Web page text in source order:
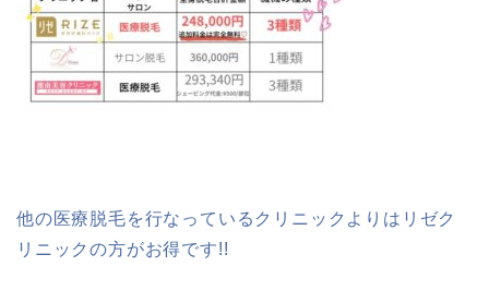
他の医療脱毛を行なっているクリニックよりはリゼク
リニックの方がお得です!!